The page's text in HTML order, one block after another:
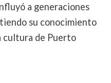
a generaciones
su conocimiento
cultura de Puerto